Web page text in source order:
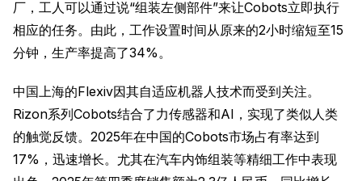
厂，工人可以通过说“组装左侧部件”来让Cobots立即执行
相应的任务。由此，工作设置时间从原来的2小时缩短至15
分钟，生产率提高了34%。
中国上海的Flexiv因其自适应机器人技术而受到关注。
Rizon系列Cobots结合了力传感器和AI，实现了类似人类
的触觉反馈。2025年在中国的Cobots市场占有率达到
17%，迅速增长。尤其在汽车内饰组装等精细工作中表现